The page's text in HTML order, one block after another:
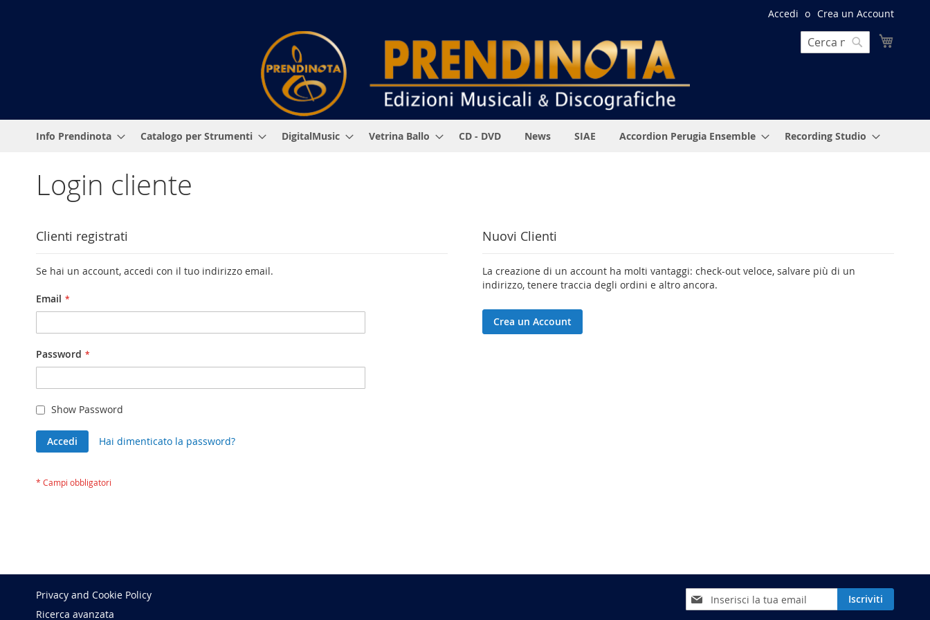
Accedi
Crea un Account
Cerca
Info Prendinota Catalogo per Strumenti DigitalMusic Vetrina Ballo CD - DVD News SIAE Accordion Perugia Ensemble Recording Studio
Login cliente
Clienti registrati
Se hai un account, accedi con il tuo indirizzo email.
Email
Password
Show Password
Accedi Hai dimenticato la password?
Nuovi Clienti
La creazione di un account ha molti vantaggi: check-out veloce, salvare più di un
indirizzo, tenere traccia degli ordini e altro ancora.
Crea un Account
Iscriviti
alla
Iscriviti
Privacy and Cookie Policy
Ricerca avanzata